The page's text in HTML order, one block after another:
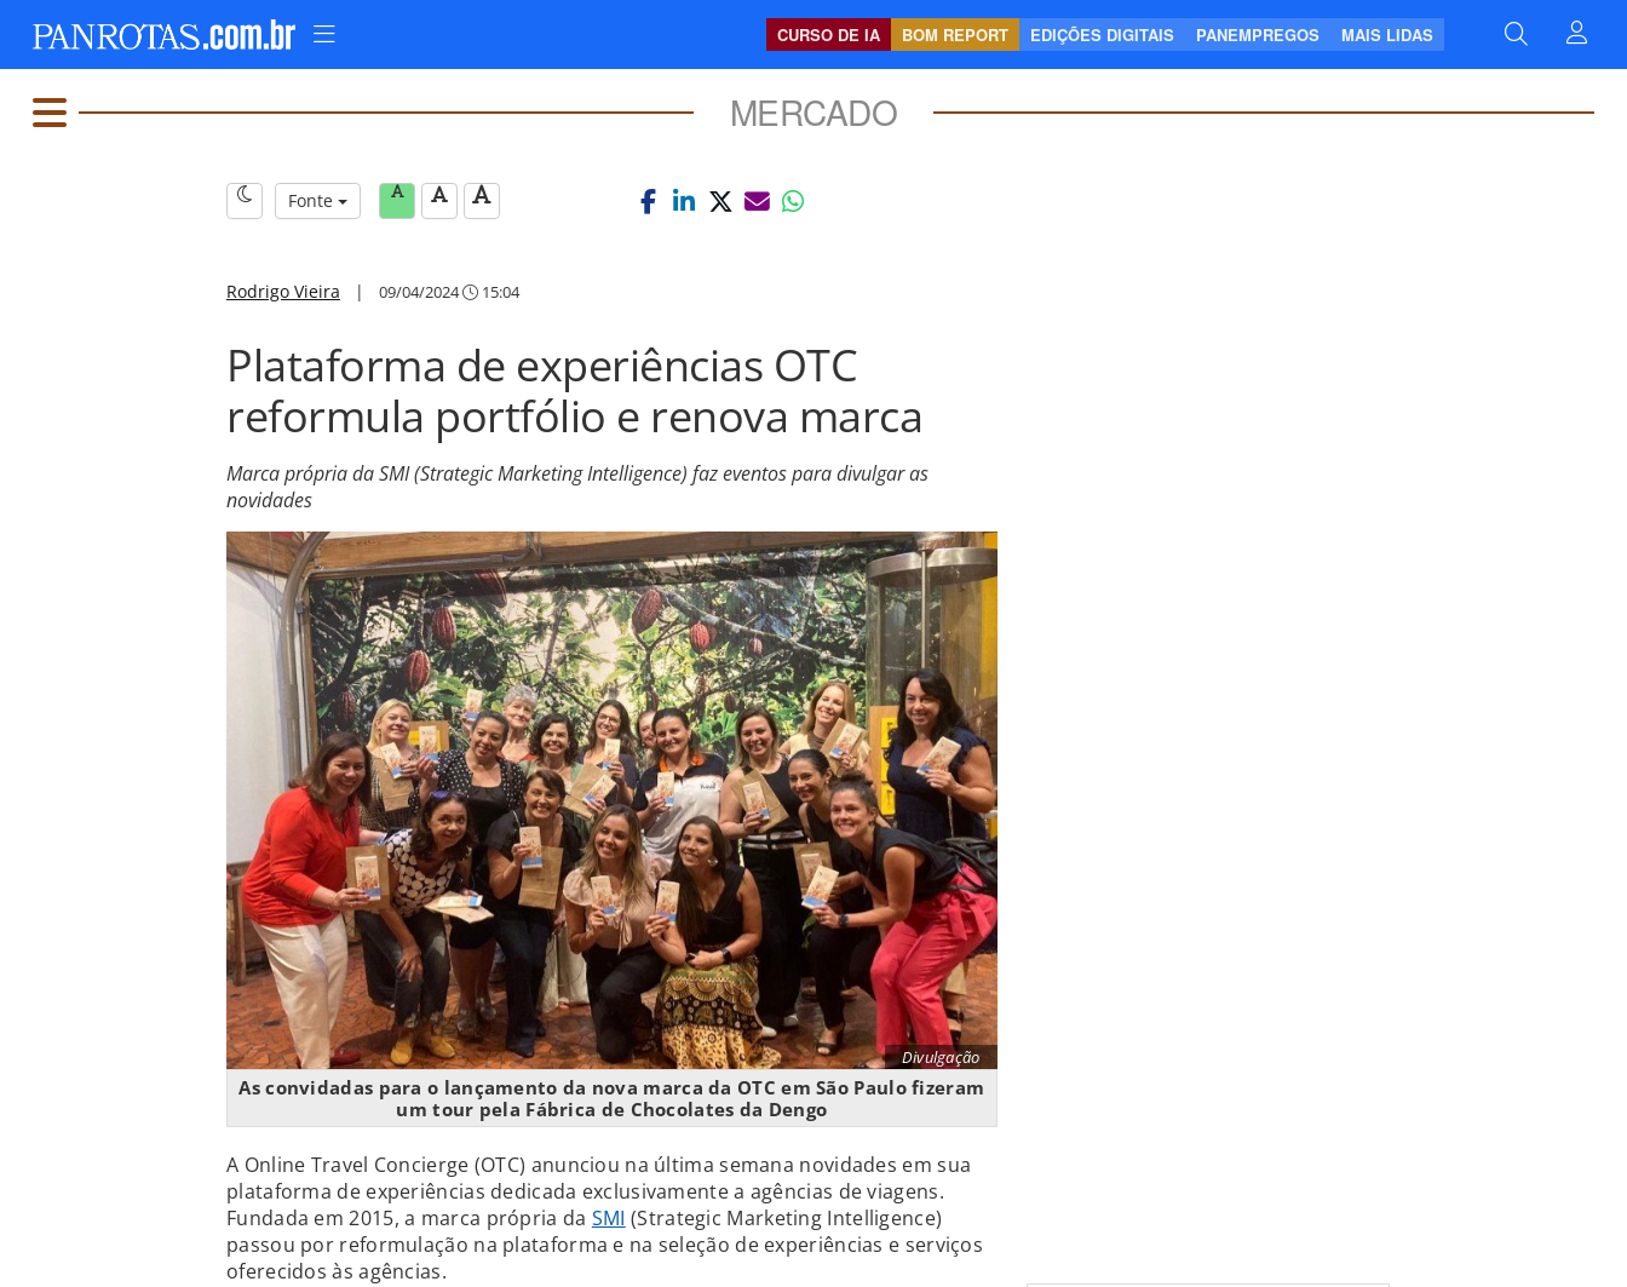
CURSO DE IA BOM REPORT EDIÇÕES DIGITAIS PANEMPREGOS MAIS LIDAS
MERCADO
Fonte
Rodrigo Vieira | 09/04/2024 15:04
Plataforma de experiências OTC
reformula portfólio e renova marca
Marca própria da SMI (Strategic Marketing Intelligence) faz eventos para divulgar as
novidades
Divulgação
As convidadas para o lançamento da nova marca da OTC em São Paulo fizeram
um tour pela Fábrica de Chocolates da Dengo
A Online Travel Concierge (OTC) anunciou na última semana novidades em sua
plataforma de experiências dedicada exclusivamente a agências de viagens.
Fundada em 2015, a marca própria da SMI (Strategic Marketing Intelligence)
passou por reformulação na plataforma e na seleção de experiências e serviços
oferecidos às agências.